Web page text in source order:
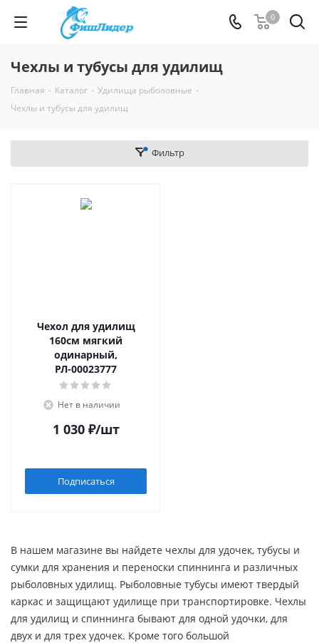
0
Чехлы и тубусы для удилищ
Главная - Каталог - Удилища рыболовные -
Чехлы и тубусы для удилищ
Фильтр
Чехол для удилищ
160см мягкий
одинарный,
РЛ-00023777
Нет в наличии
1 030₽/шт
Подписаться
В нашем магазине вы найдете чехлы для удочек, тубусы и
сумки для хранения и переноски спиннинга и различных
рыболовных удилищ. Рыболовные тубусы имеют твердый
каркас и защищают удилище при транспортировке. Чехлы
для удилищ и спиннинга бывают для одной удочки, для
двух и для трех удочек. Кроме того большой